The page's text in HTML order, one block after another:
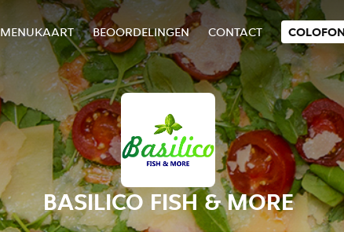
MENUKAART BEOORDELINGEN CONTACT
BASILICO FISH & MORE